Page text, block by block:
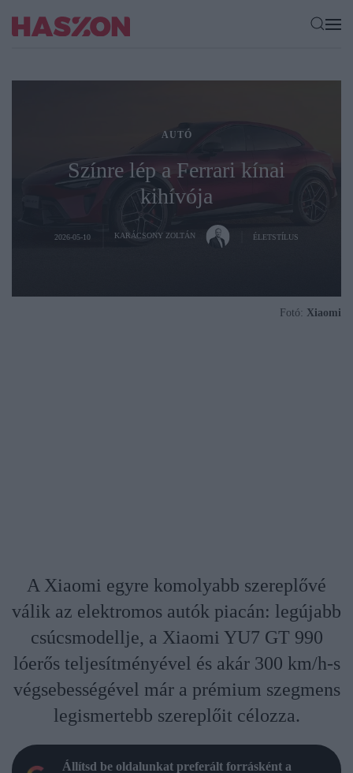
AUTÓ
Színre lép a Ferrari kínai
kihívója
2026-05-10 KARÁCSONY ZOLTÁN ÉLETSTÍLUS
Fotó: Xiaomi
A Xiaomi egyre komolyabb szereplővé
válik az elektromos autók piacán: legújabb
csúcsmodellje, a Xiaomi YU7 GT 990
lóerős teljesítményével és akár 300 km/h-s
végsebességével már a prémium szegmens
legismertebb szereplőit célozza.
Állítsd be oldalunkat preferált forrásként a